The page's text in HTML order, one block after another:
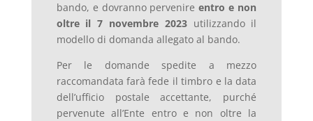
bando, e dovranno pervenireentro e non
oltre il 7 novembre 2023utilizzando il
modello di domanda allegato al bando.
Per le domande spedite a mezzo
raccomandata farà fede il timbro e la data
dell’ufficio postale accettante, purché
pervenute all’Ente entro e non oltre la